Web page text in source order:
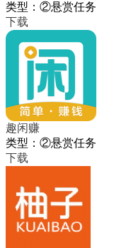
类型：②悬赏任务
下载
趣闲赚
类型：②悬赏任务
下载